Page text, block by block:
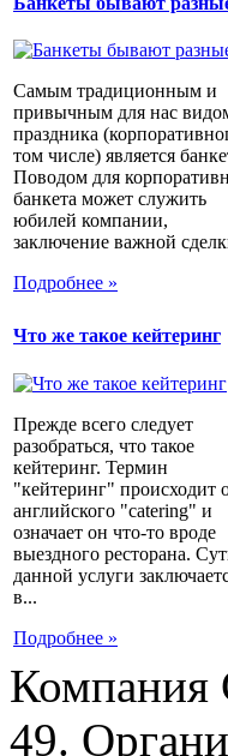
Самым традиционным и
привычным для нас
праздника
том числе) является
Поводом для
банкета может служить
юбилей компании,
заключение важной
Подробнее »
Что же такое кейтеринг
Прежде всего следует
разобраться, что такое
кейтеринг. Термин
"кейтеринг" происходит
английского "catering" и
означает он что-то вроде
выездного ресторана.
данной услуги
в...
Подробнее »
Компания
49.